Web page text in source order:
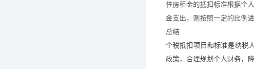
住房租金的抵扣标准根据个
金支出，则按照一定的比例
总结
个税抵扣项目和标准是纳税
政策，合理规划个人财务，